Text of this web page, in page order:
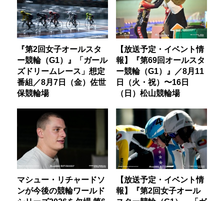
『第2回女子オールスタ
ー競輪（G1）』「ガール
ズドリームレース」想定
番組／8月7日（金）佐世
保競輪場
【放送予定・イベント情
報】『第69回オールスタ
ー競輪（G1）』／8月11
日（火・祝）〜16日
（日）松山競輪場
マシュー・リチャードソ
ンが今後の競輪ワールド
【放送予定・イベント情
報】『第2回女子オール